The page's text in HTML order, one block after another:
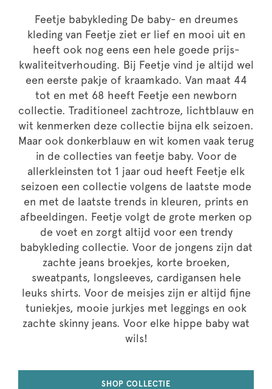
Feetje babykleding De baby- en dreumes
kleding van Feetje ziet er lief en mooi uit en
heeft ook nog eens een hele goede prijs-
kwaliteitverhouding. Bij Feetje vind je altijd wel
een eerste pakje of kraamkado. Van maat 44
tot en met 68 heeft Feetje een newborn
collectie. Traditioneel zachtroze, lichtblauw en
wit kenmerken deze collectie bijna elk seizoen.
Maar ook donkerblauw en wit komen vaak terug
in de collecties van feetje baby. Voor de
allerkleinsten tot 1 jaar oud heeft Feetje elk
seizoen een collectie volgens de laatste mode
en met de laatste trends in kleuren, prints en
afbeeldingen. Feetje volgt de grote merken op
de voet en zorgt altijd voor een trendy
babykleding collectie. Voor de jongens zijn dat
zachte jeans broekjes, korte broeken,
sweatpants, longsleeves, cardigansen hele
leuks shirts. Voor de meisjes zijn er altijd fijne
tuniekjes, mooie jurkjes met leggings en ook
zachte skinny jeans. Voor elke hippe baby wat
wils!
SHOP COLLECTIE